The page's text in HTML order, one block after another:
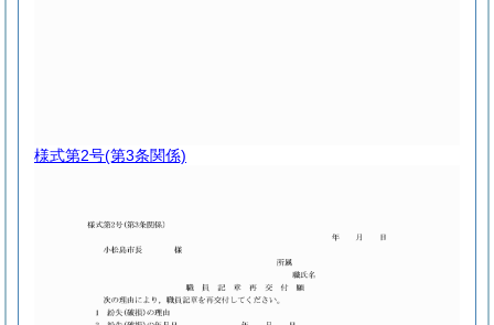
様式第2号(第3条関係)